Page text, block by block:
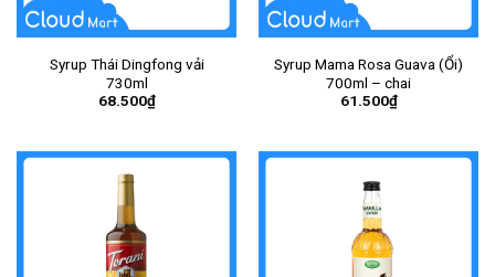
Syrup Thái Dingfong vải
730ml
68.500₫
Syrup Mama Rosa Guava (Ổi)
700ml – chai
61.500₫